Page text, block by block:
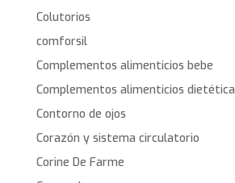
Colutorios
comforsil
Complementos alimenticios bebe
Complementos alimenticios dietética
Contorno de ojos
Corazón y sistema circulatorio
Corine De Farme